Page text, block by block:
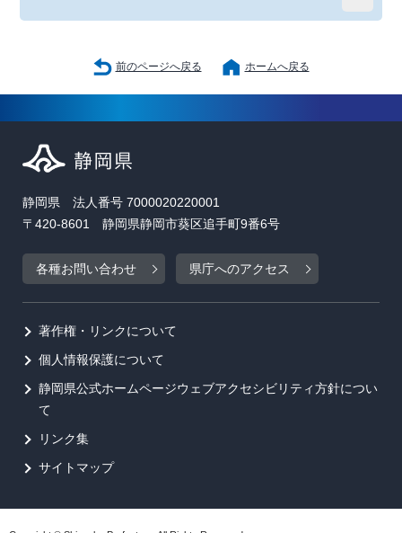
前のページへ戻る ホームへ戻る
静岡県 法人番号 7000020220001
〒420-8601 静岡県静岡市葵区追手町9番6号
各種お問い合わせ 県庁へのアクセス
著作権・リンクについて
個人情報保護について
静岡県公式ホームページウェブアクセシビリティ方針につい
て
リンク集
サイトマップ